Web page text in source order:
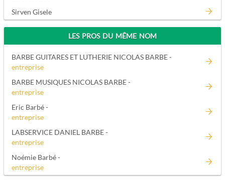
Sirven Gisele
LES PROS DU MÊME NOM
BARBE GUITARES ET LUTHERIE NICOLAS BARBE -
entreprise
BARBE MUSIQUES NICOLAS BARBE -
entreprise
Eric Barbé -
entreprise
LABSERVICE DANIEL BARBE -
entreprise
Noémie Barbé -
entreprise